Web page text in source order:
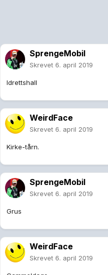
SprengeMobil
Skrevet 6. april 2019
Idrettshall
WeirdFace
Skrevet 6. april 2019
Kirke-tårn.
SprengeMobil
Skrevet 6. april 2019
Grus
WeirdFace
Skrevet 6. april 2019